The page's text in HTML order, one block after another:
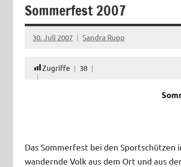
Sommerfest 2007
30. Juli 2007 Sandra Rupp
Keine
Zugriffe
38
Das Sommerfest bei den Sportschützen
wandernde Volk aus dem Ort und aus